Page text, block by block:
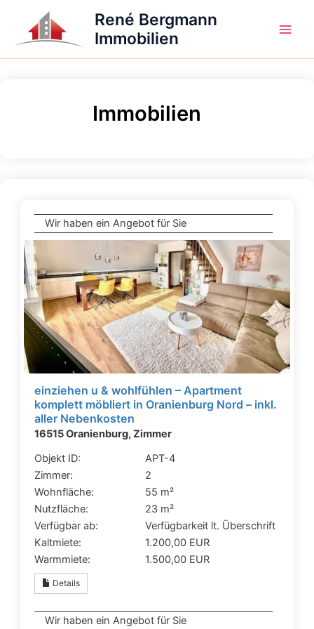
springen
René Bergmann
Immobilien
Immobilien
Wir haben ein Angebot für Sie
einziehen u & wohlfühlen – Apartment
komplett möbliert in Oranienburg Nord – inkl.
aller Nebenkosten
16515 Oranienburg, Zimmer
Objekt ID:
APT-4
Zimmer:
2
Wohnfläche:
55 m²
Nutzfläche:
23 m²
Verfügbar ab:
Verfügbarkeit lt. Überschrift
Kaltmiete:
1.200,00 EUR
Warmmiete:
1.500,00 EUR
Details
Wir haben ein Angebot für Sie